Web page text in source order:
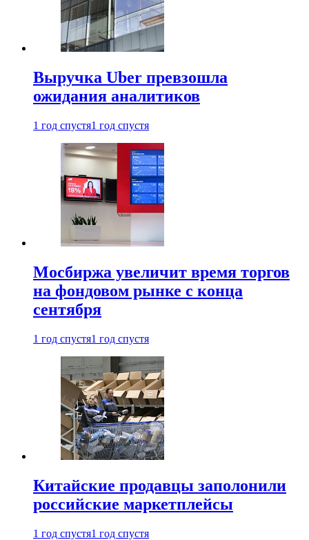
Выручка Uber превзошла
ожидания аналитиков
1 год спустя1 год спустя
Мосбиржа увеличит время торгов
на фондовом рынке с конца
сентября
1 год спустя1 год спустя
Китайские продавцы заполонили
российские маркетплейсы
1 год спустя1 год спустя